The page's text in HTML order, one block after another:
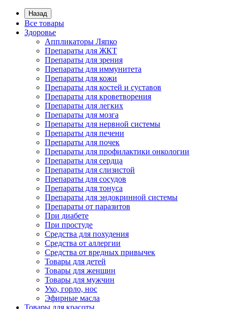
Назад
Все товары
Здоровье
Аппликаторы Ляпко
Препараты для ЖКТ
Препараты для зрения
Препараты для иммунитета
Препараты для кожи
Препараты для костей и суставов
Препараты для кроветворения
Препараты для легких
Препараты для мозга
Препараты для нервной системы
Препараты для печени
Препараты для почек
Препараты для профилактики онкологии
Препараты для сердца
Препараты для слизистой
Препараты для сосудов
Препараты для тонуса
Препараты для эндокринной системы
Препараты от паразитов
При диабете
При простуде
Средства для похудения
Средства от аллергии
Средства от вредных привычек
Товары для детей
Товары для женщин
Товары для мужчин
Ухо, горло, нос
Эфирные масла
Товары для красоты